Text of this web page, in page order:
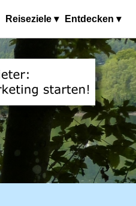
Reiseziele ▾ Entdecken ▾